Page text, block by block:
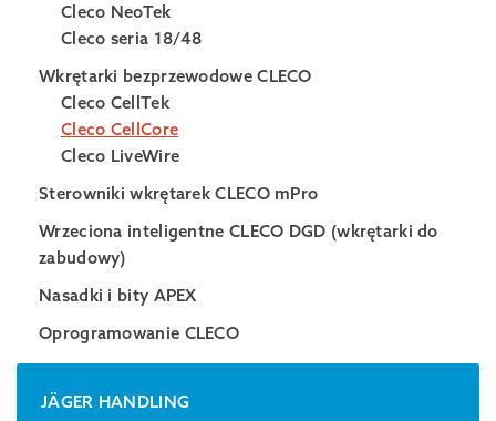
Cleco NeoTek
Cleco seria 18/48
Wkrętarki bezprzewodowe CLECO
Cleco CellTek
Cleco CellCore
Cleco LiveWire
Sterowniki wkrętarek CLECO mPro
Wrzeciona inteligentne CLECO DGD (wkrętarki do
zabudowy)
Nasadki i bity APEX
Oprogramowanie CLECO
JÄGER HANDLING